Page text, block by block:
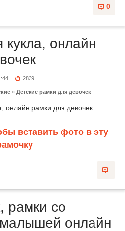
0
онлайн
2839
» Детские рамки для девочек
онлайн рамки для девочек
вставить фото в эту
рамки со
онлайн